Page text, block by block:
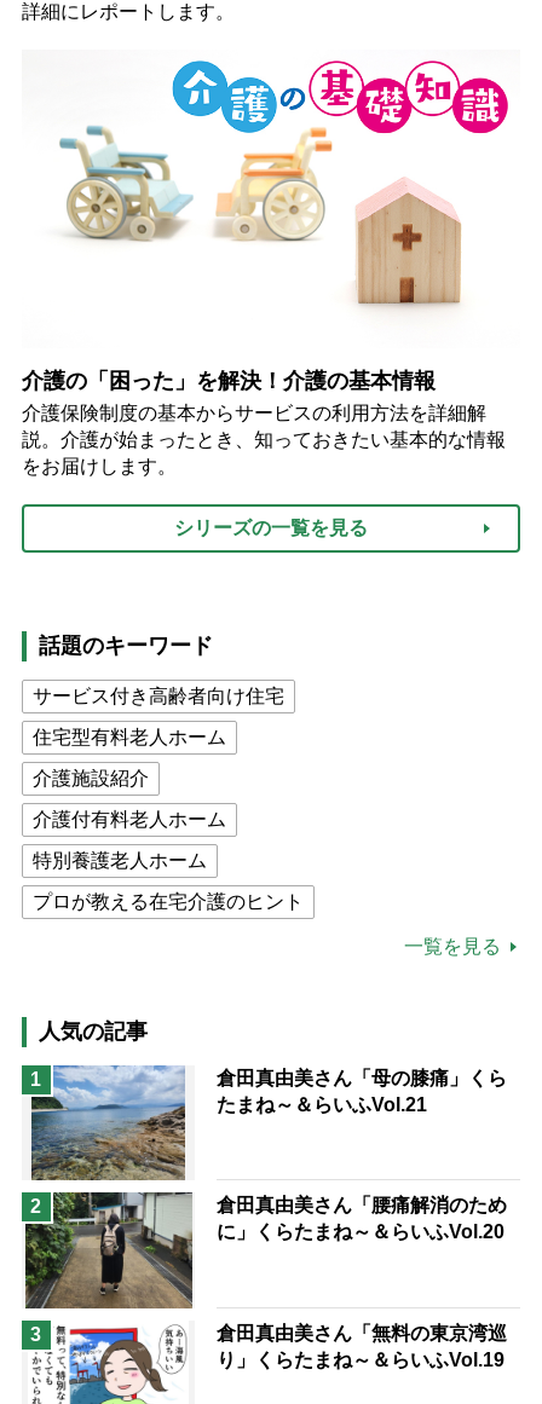
詳細にレポートします。
介護の「困った」を解決！介護の基本情報
介護保険制度の基本からサービスの利用方法を詳細解
説。介護が始まったとき、知っておきたい基本的な情報
をお届けします。
シリーズの一覧を見る
話題のキーワード
サービス付き高齢者向け住宅
住宅型有料老人ホーム
介護施設紹介
介護付有料老人ホーム
特別養護老人ホーム
プロが教える在宅介護のヒント
猫が母になつきません
息子の遠距離介護サバイバル術
兄がボケました
便利なサービス
予防法
一覧を見る
人気の記事
1
倉田真由美さん「母の膝痛」くら
たまね～＆らいふVol.21
2
倉田真由美さん「腰痛解消のため
に」くらたまね～＆らいふVol.20
3
倉田真由美さん「無料の東京湾巡
り」くらたまね～＆らいふVol.19